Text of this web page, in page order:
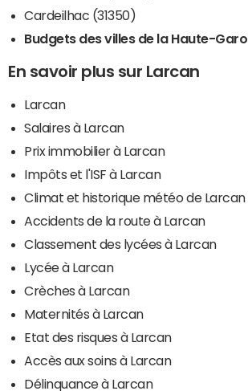
Cardeilhac (31350)
Budgets des villes de la Haute-
En savoir plus sur Larcan
Larcan
Salaires à Larcan
Prix immobilier à Larcan
Impôts et l'ISF à Larcan
Climat et historique météo de Larcan
Accidents de la route à Larcan
Classement des lycées à Larcan
Lycée à Larcan
Crèches à Larcan
Maternités à Larcan
Etat des risques à Larcan
Accès aux soins à Larcan
Délinquance à Larcan